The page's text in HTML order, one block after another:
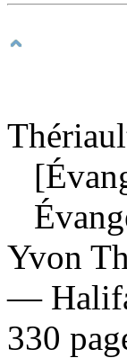
Yvon
—
330